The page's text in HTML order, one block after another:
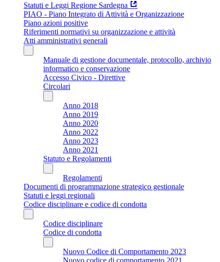
Statuti e Leggi Regione Sardegna
PIAO - Piano Integrato di Attività e Organizzazione
Piano azioni positive
Riferimenti normativi su organizzazione e attività
Atti amministrativi generali
Manuale di gestione documentale, protocollo, archivio
informatico e conservazione
Accesso Civico - Direttive
Circolari
Anno 2018
Anno 2019
Anno 2020
Anno 2022
Anno 2023
Anno 2021
Statuto e Regolamenti
Regolamenti
Documenti di programmazione strategico gestionale
Statuti e leggi regionali
Codice disciplinare e codice di condotta
Codice disciplinare
Codice di condotta
Nuovo Codice di Comportamento 2023
Nuovo codice di comportamento 2021